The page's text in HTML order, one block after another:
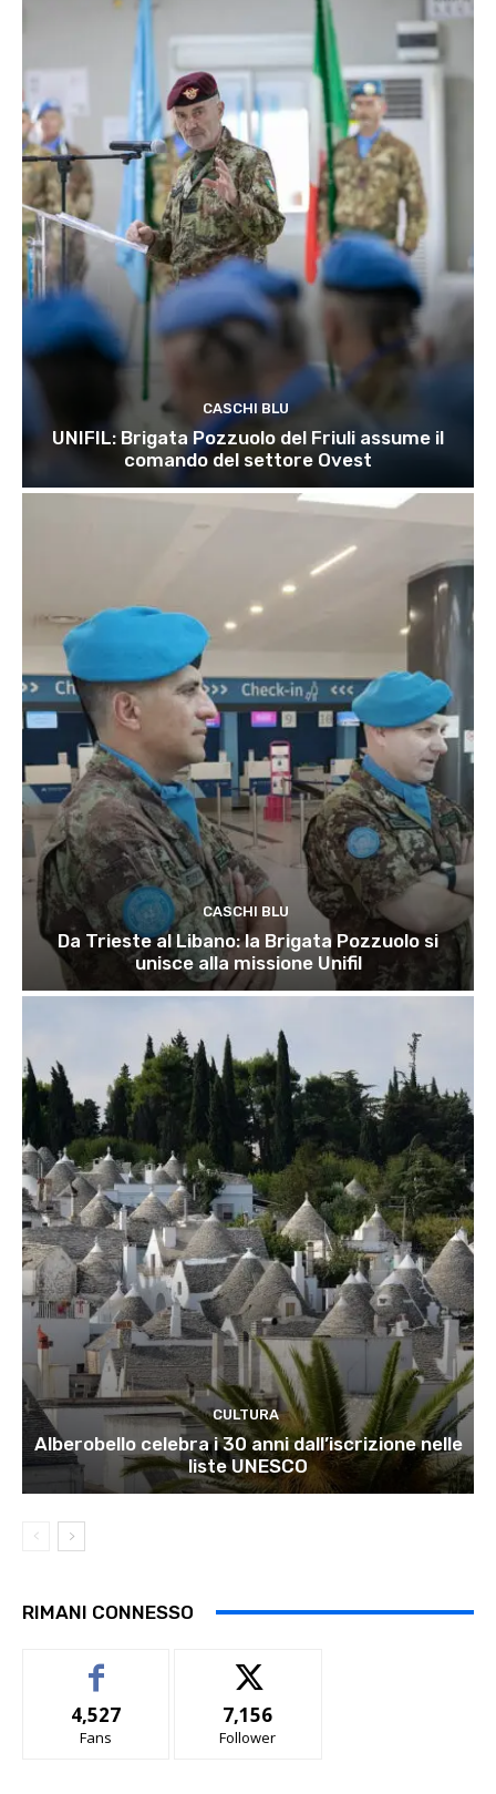
CASCHI BLU
UNIFIL: Brigata Pozzuolo del Friuli assume il
comando del settore Ovest
CASCHI BLU
Da Trieste al Libano: la Brigata Pozzuolo si
unisce alla missione Unifil
CULTURA
Alberobello celebra i 30 anni dall’iscrizione nelle
liste UNESCO
RIMANI CONNESSO
4,527
Fans
7,156
Follower